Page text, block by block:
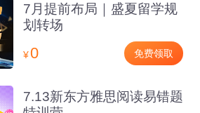
7月提前布局｜盛夏留学规
划转场
¥0 免费领取
7.13新东方雅思阅读易错题